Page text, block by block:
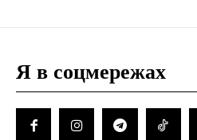
Я в соцмережах